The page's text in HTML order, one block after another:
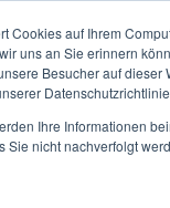
Cookies auf Ihrem
uns an Sie erinnern
Besucher auf
Ihre Informationen
Sie nicht nachverfolgt
Deine